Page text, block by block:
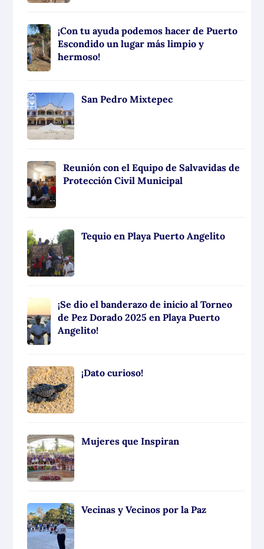
¡Con tu ayuda podemos hacer de Puerto
Escondido un lugar más limpio y
hermoso!
San Pedro Mixtepec
Reunión con el Equipo de Salvavidas de
Protección Civil Municipal
Tequio en Playa Puerto Angelito
¡Se dio el banderazo de inicio al Torneo
de Pez Dorado 2025 en Playa Puerto
Angelito!
¡Dato curioso!
Mujeres que Inspiran
Vecinas y Vecinos por la Paz